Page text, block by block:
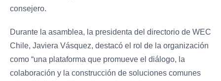
consejero.
Durante la asamblea, la presidenta del directorio de WEC
Chile, Javiera Vásquez, destacó el rol de la organización
como “una plataforma que promueve el diálogo, la
colaboración y la construcción de soluciones comunes